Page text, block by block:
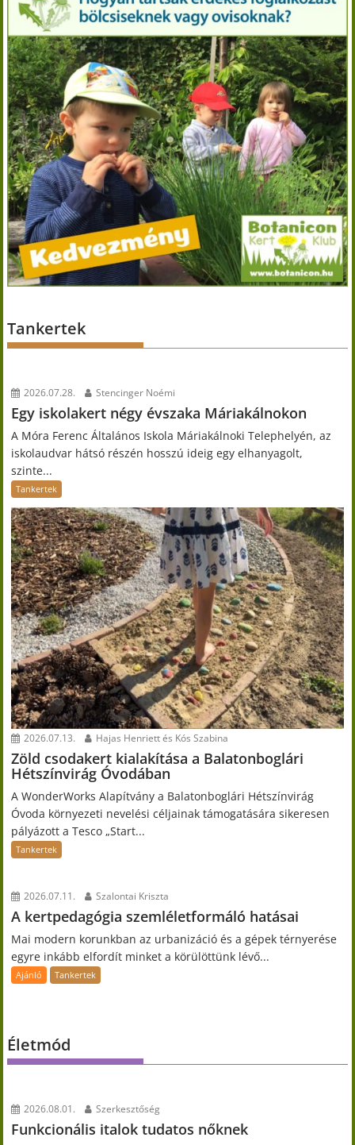
Tankertek
2026.07.28. Stencinger Noémi
Egy iskolakert négy évszaka Máriakálnokon
A Móra Ferenc Általános Iskola Máriakálnoki Telephelyén, az
iskolaudvar hátsó részén hosszú ideig egy elhanyagolt,
szinte...
Tankertek
2026.07.13. Hajas Henriett és Kós Szabina
Zöld csodakert kialakítása a Balatonboglári
Hétszínvirág Óvodában
A WonderWorks Alapítvány a Balatonboglári Hétszínvirág
Óvoda környezeti nevelési céljainak támogatására sikeresen
pályázott a Tesco „Start...
Tankertek
2026.07.11. Szalontai Kriszta
A kertpedagógia szemléletformáló hatásai
Mai modern korunkban az urbanizáció és a gépek térnyerése
egyre inkább elfordít minket a körülöttünk lévő...
Ajánló Tankertek
Életmód
2026.08.01. Szerkesztőség
Funkcionális italok tudatos nőknek